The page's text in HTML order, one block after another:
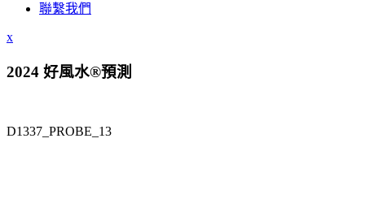
聯繫我們
x
2024 好風水®預測